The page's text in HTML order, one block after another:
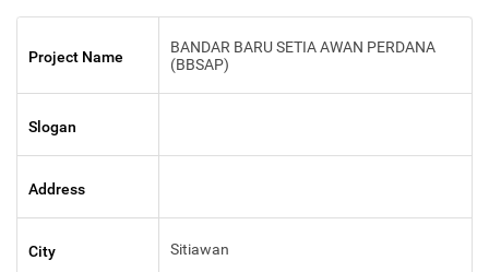
Project Name
BANDAR BARU SETIA AWAN PERDANA
(BBSAP)
Slogan
Address
City Sitiawan